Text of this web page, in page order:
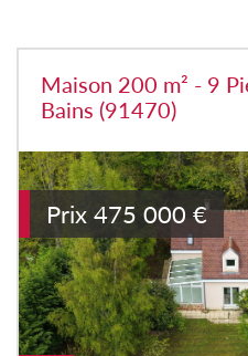
Maison 200 m² - 9
Bains (91470)
Prix 475 000 €